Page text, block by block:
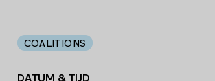
COALITIONS
DATUM & TIJD